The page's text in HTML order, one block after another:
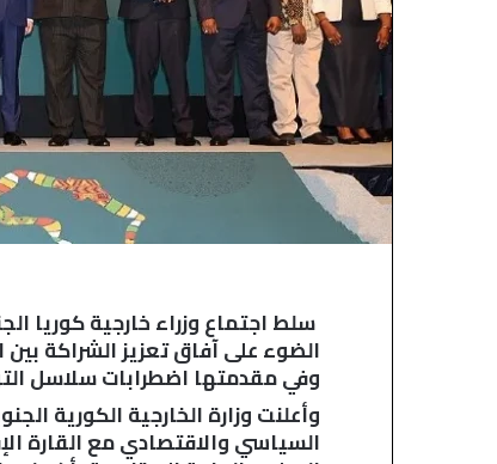
ي
سلط اجتماع وزراء خارجية كوريا
الضوء على آفاق تعزيز الشراكة بين
وفي مقدمتها اضطرابات سلاسل
وأعلنت وزارة الخارجية الكورية
السياسي والاقتصادي مع القارة
E
M
P